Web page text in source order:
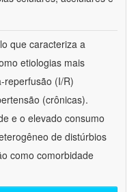
que caracteriza a
etiologias mais
reperfusão (I/R)
(crônicas).
e o elevado consumo
de distúrbios
como comorbidade